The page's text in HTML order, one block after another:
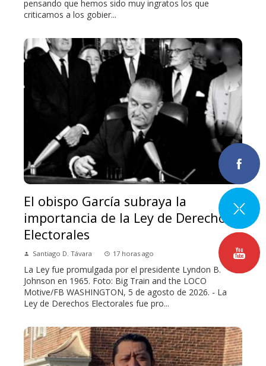
pensando que hemos sido muy ingratos los que
criticamos a los gobier...
El obispo García subraya la
importancia de la Ley de Derechos
Electorales
Santiago D. Távara 17 horas ago
La Ley fue promulgada por el presidente Lyndon B.
Johnson en 1965. Foto: Big Train and the LOCO
Motive/FB WASHINGTON, 5 de agosto de 2026. - La
Ley de Derechos Electorales fue pro...